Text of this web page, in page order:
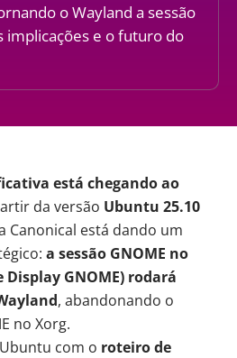
o Wayland a sessão
implicações e o futuro do
está chegando ao
da versão Ubuntu 25.10
Canonical está dando um
a sessão GNOME no
Display GNOME) rodará
, abandonando o
no Xorg.
com o roteiro de